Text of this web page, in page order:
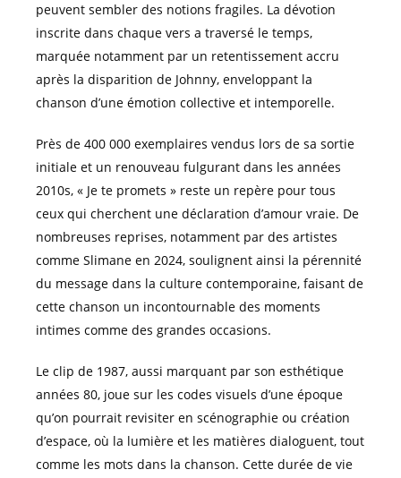
peuvent sembler des notions fragiles. La dévotion
inscrite dans chaque vers a traversé le temps,
marquée notamment par un retentissement accru
après la disparition de Johnny, enveloppant la
chanson d’une émotion collective et intemporelle.
Près de 400 000 exemplaires vendus lors de sa sortie
initiale et un renouveau fulgurant dans les années
2010s, « Je te promets » reste un repère pour tous
ceux qui cherchent une déclaration d’amour vraie. De
nombreuses reprises, notamment par des artistes
comme Slimane en 2024, soulignent ainsi la pérennité
du message dans la culture contemporaine, faisant de
cette chanson un incontournable des moments
intimes comme des grandes occasions.
Le clip de 1987, aussi marquant par son esthétique
années 80, joue sur les codes visuels d’une époque
qu’on pourrait revisiter en scénographie ou création
d’espace, où la lumière et les matières dialoguent, tout
comme les mots dans la chanson. Cette durée de vie